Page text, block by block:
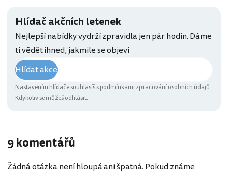
Hlídač akčních letenek
Nejlepší nabídky vydrží zpravidla jen pár hodin. Dáme
ti vědět ihned, jakmile se objeví
Hlídat akce
Nastavením hlídače souhlasíš spodmínkami zpracování osobních údajů.
Kdykoliv se můžeš odhlásit.
9 komentářů
Žádná otázka není hloupá ani špatná. Pokud známe